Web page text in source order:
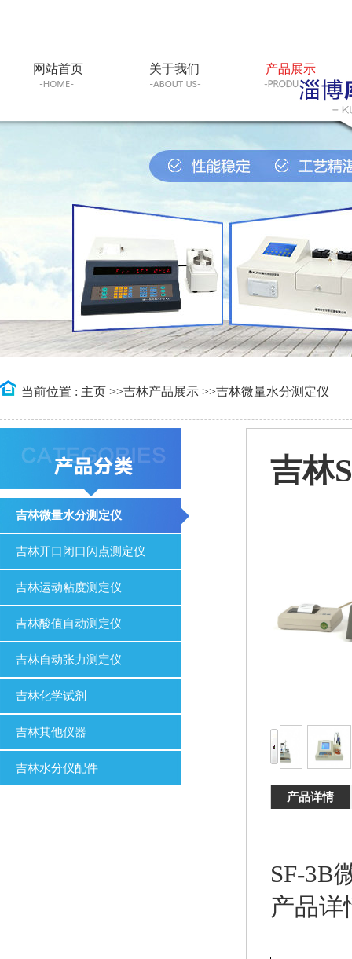
网站首页 关于我们 产品展示
当前位置 : 主页 >>吉林产品展示 >>吉林微量水分测定仪
吉林微量水分测定仪
吉林开口闭口闪点测定仪
吉林运动粘度测定仪
吉林酸值自动测定仪
吉林自动张力测定仪
吉林化学试剂
吉林其他仪器
吉林水分仪配件
吉林
产品详情
SF-3B
产品详